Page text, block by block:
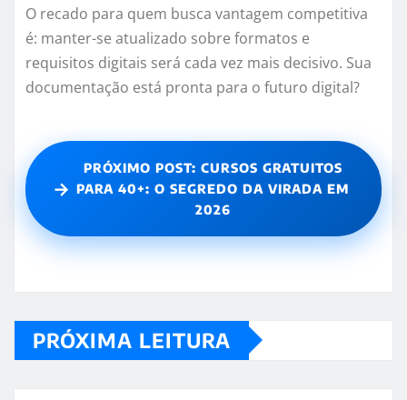
O recado para quem busca vantagem competitiva
é: manter-se atualizado sobre formatos e
requisitos digitais será cada vez mais decisivo. Sua
documentação está pronta para o futuro digital?
→
PRÓXIMO POST: CURSOS GRATUITOS
PARA 40+: O SEGREDO DA VIRADA EM
2026
PRÓXIMA LEITURA